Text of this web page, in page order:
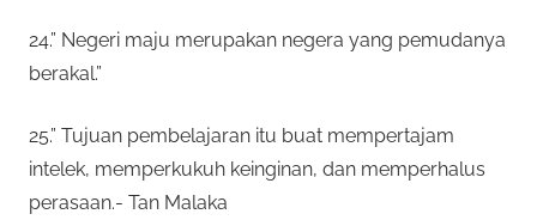
24.” Negeri maju merupakan negera yang pemudanya
berakal.”
25.” Tujuan pembelajaran itu buat mempertajam
intelek, memperkukuh keinginan, dan memperhalus
perasaan.- Tan Malaka